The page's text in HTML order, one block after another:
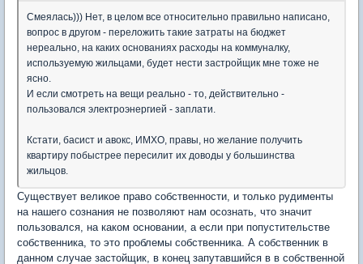
Смеялась))) Нет, в целом все относительно правильно написано,
вопрос в другом - переложить такие затраты на бюджет
нереально, на каких основаниях расходы на коммуналку,
используемую жильцами, будет нести застройщик мне тоже не
ясно.
И если смотреть на вещи реально - то, действительно -
пользовался электроэнергией - заплати.
Кстати, басист и авокс, ИМХО, правы, но желание получить
квартиру побыстрее пересилит их доводы у большинства
жильцов.
Существует великое право собственности, и только рудименты
на нашего сознания не позволяют нам осознать, что значит
пользовался, на каком основании, а если при попустительстве
собственника, то это проблемы собственника. А собственник в
данном случае застойщик, в конец запутавшийся в в собственной